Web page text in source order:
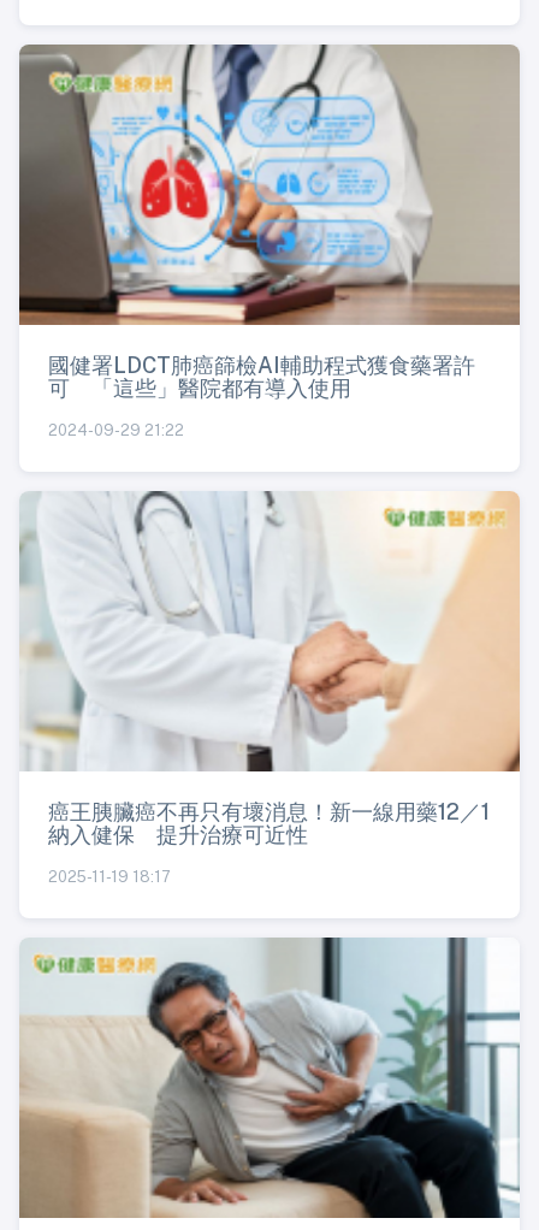
國健署LDCT肺癌篩檢AI輔助程式獲食藥署許
可 「這些」醫院都有導入使用
2024-09-29 21:22
癌王胰臟癌不再只有壞消息！新一線用藥12／1
納入健保 提升治療可近性
2025-11-19 18:17